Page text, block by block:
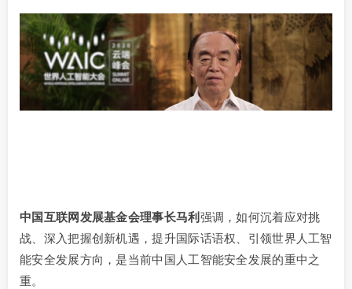
中国互联网发展基金会理事长马利 强调，如何沉着应对挑
战、深入把握创新机遇，提升国际话语权、引领世界人工智
能安全发展方向，是当前中国人工智能安全发展的重中之
重。